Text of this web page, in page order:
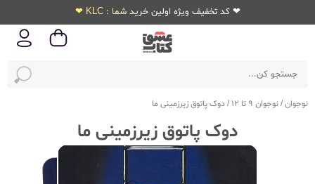
❤ کد تخفیف ویژه اولین خرید شما : KLC ❤
نوجوان/نوجوان 9 تا 12 /دوک پاتوق زیرزمینی ما
دوک پاتوق زیرزمینی ما